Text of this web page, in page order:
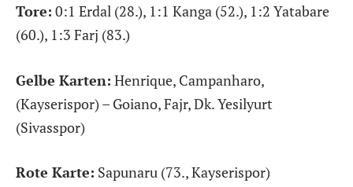
Tore: 0:1 Erdal (28.), 1:1 Kanga (52.), 1:2 Yatabare
(60.), 1:3 Farj (83.)
Gelbe Karten: Henrique, Campanharo,
(Kayserispor) – Goiano, Fajr, Dk. Yesilyurt
(Sivasspor)
Rote Karte: Sapunaru (73., Kayserispor)